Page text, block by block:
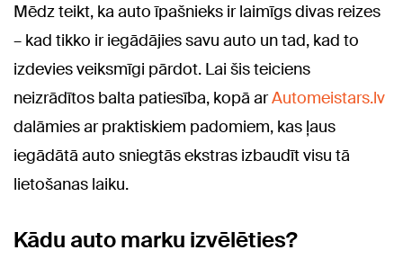
Mēdz teikt, ka auto īpašnieks ir laimīgs divas reizes
– kad tikko ir iegādājies savu auto un tad, kad to
izdevies veiksmīgi pārdot. Lai šis teiciens
neizrādītos balta patiesība, kopā arAutomeistars.lv
dalāmies ar praktiskiem padomiem, kas ļaus
iegādātā auto sniegtās ekstras izbaudīt visu tā
lietošanas laiku.
Kādu auto marku izvēlēties?